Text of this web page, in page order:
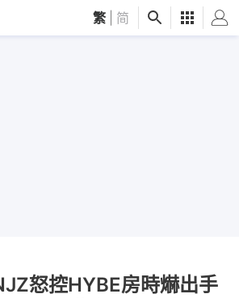
繁 简
怒控HYBE房時爀出手